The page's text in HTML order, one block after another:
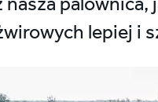
lepiej i